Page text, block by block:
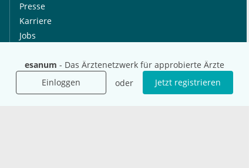
esanum - Das Ärztenetzwerk für approbierte Ärzte
Einloggen
oder Jetzt registrieren
Presse
Karriere
Jobs
International
esanum.it
esanum.com
Social Media
Youtube
Twitter